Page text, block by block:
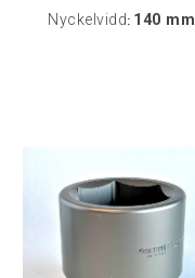
Nyckelvidd: 140 mm